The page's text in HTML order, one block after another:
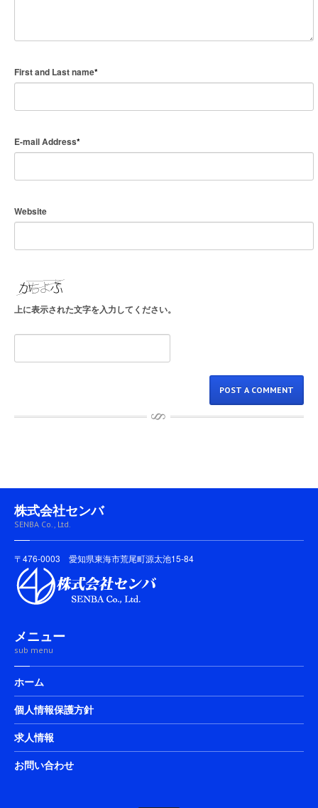
First and Last name*
E-mail Address*
Website
上に表示された文字を入力してください。
株式会社センバ
SENBA Co., Ltd.
〒476-0003 愛知県東海市荒尾町源太池15-84
メニュー
sub menu
ホーム
個人情報保護方針
求人情報
お問い合わせ